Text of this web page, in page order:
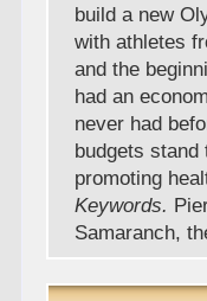
build a new
with athletes
and the
had an
never had
budgets stand
promoting
Keywords.
Samaranch,